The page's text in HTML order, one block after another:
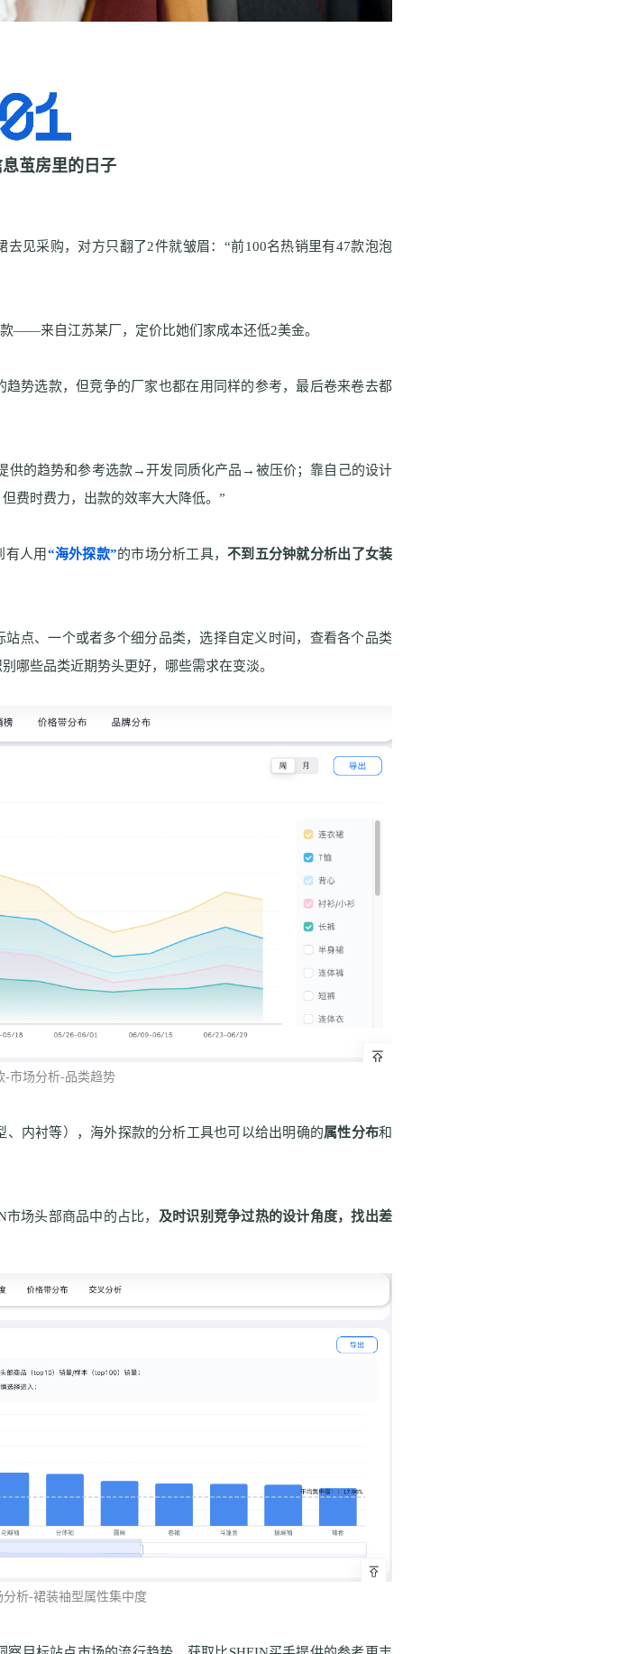
息茧房里的日子
去见采购，对方只翻了2件就皱眉：“前100名热销里有47款泡泡
款——来自江苏某厂，定价比她们家成本还低2美金。
趋势选款，但竞争的厂家也都在用同样的参考，最后卷来卷去都
供的趋势和参考选款→开发同质化产品→被压价；靠自己的设计
费时费力，出款的效率大大降低。”
有人用“海外探款”的市场分析工具，不到五分钟就分析出了女装
站点、一个或者多个细分品类，选择自定义时间，查看各个品类
哪些品类近期势头更好，哪些需求在变淡。
-市场分析-品类趋势
内衬等），海外探款的分析工具也可以给出明确的属性分布和
市场头部商品中的占比， 及时识别竞争过热的设计角度，找出差
分析-裙装袖型属性集中度